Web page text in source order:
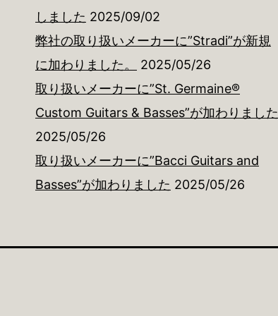
しました 2025/09/02
弊社の取り扱いメーカーに”Stradi”が新規
に加わりました。
2025/05/26
取り扱いメーカーに”St. Germaine®
Custom Guitars & Basses”が加わりました
2025/05/26
取り扱いメーカーに”Bacci Guitars and
Basses”が加わりました 2025/05/26